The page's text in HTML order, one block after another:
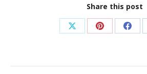
Share this post
Partager
X
Partager
Pinterest